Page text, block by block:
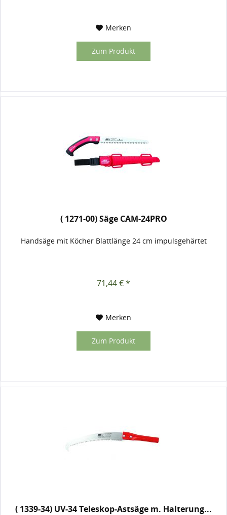
Merken
Zum Produkt
( 1271-00) Säge CAM-24PRO
Handsäge mit Köcher Blattlänge 24 cm impulsgehärtet
71,44 € *
Merken
Zum Produkt
( 1339-34) UV-34 Teleskop-Astsäge m. Halterung...